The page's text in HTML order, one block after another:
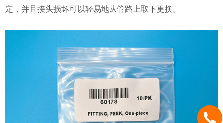
定，并且接头损坏可以轻易地从管路上取下更换。